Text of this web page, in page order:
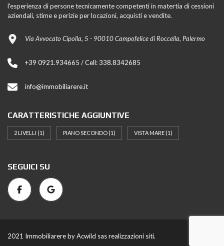
l'esperienza di persone tecnicamente competenti in matertia di cessioni
aziendali, stime e perizie per locazioni, acquisti e vendite.
Via Avvocato Cipolla, 5 - 90010 Campofelice di Roccella, Palermo
+39 0921.934665 / Cell: 338.8342685
info@immobiliarere.it
CARATTERISTICHE AGGIUNTIVE
2 LIVELLI (1) PIANO SECONDO (1) VISTA MARE (1)
SEGUICI SU
2021 Immobiliarere by Acwild sas realizzazioni siti.